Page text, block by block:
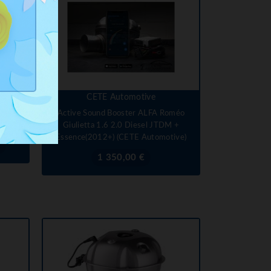
CETE Automotive
Active Sound Booster ALFA Roméo
Giulietta 1.6 2.0 Diesel JTDM +
Essence(2012+) (CETE Automotive)
Prix1 350,00 €